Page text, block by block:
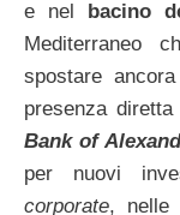
e nel bacino
Mediterraneo
spostare
presenza
Bank of
per nuovi
corporate, nelle